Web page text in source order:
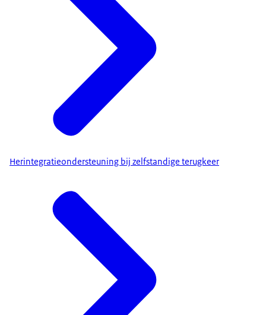
Herintegratieondersteuning bij zelfstandige terugkeer